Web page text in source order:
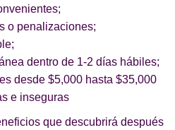
o penalizaciones;
dentro de 1-2 días hábiles;
desde $5,000 hasta $35,000
e inseguras
que descubrirá después